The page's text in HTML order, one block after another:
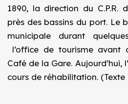
1890, la direction du C.P.R.
près des bassins du port. Le
municipale durant
l’office de tourisme avant
Café de la Gare. Aujourd’hui,
cours de réhabilitation.